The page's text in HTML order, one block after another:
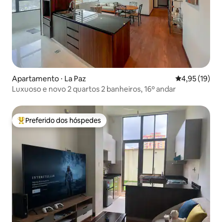
Apartamento ⋅ La Paz 4,95 de uma
4,95 (19)
Luxuoso e novo 2 quartos 2 banheiros, 16º andar
Entre os melhores preferidos dos hóspedes
Preferido dos hóspedes